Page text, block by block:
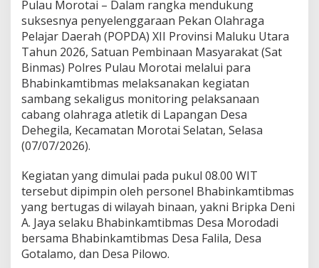
l
a
u
M
o
r
o
t
a
i
S
b
a
n
g
i
d
n
Pulau Morotai – Dalam rangka mendukung
suksesnya penyelenggaraan Pekan Olahraga
Pelajar Daerah (POPDA) XII Provinsi Maluku Utara
Tahun 2026, Satuan Pembinaan Masyarakat (Sat
Binmas) Polres Pulau Morotai melalui para
Bhabinkamtibmas melaksanakan kegiatan
sambang sekaligus monitoring pelaksanaan
cabang olahraga atletik di Lapangan Desa
Dehegila, Kecamatan Morotai Selatan, Selasa
(07/07/2026).
Kegiatan yang dimulai pada pukul 08.00 WIT
tersebut dipimpin oleh personel Bhabinkamtibmas
yang bertugas di wilayah binaan, yakni Bripka Deni
A. Jaya selaku Bhabinkamtibmas Desa Morodadi
bersama Bhabinkamtibmas Desa Falila, Desa
Gotalamo, dan Desa Pilowo.